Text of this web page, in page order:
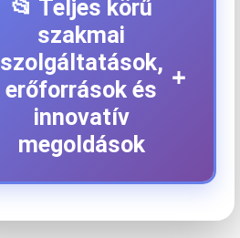
📂 Teljes körű
szakmai
szolgáltatások,
erőforrások és
innovatív
megoldások
+
+